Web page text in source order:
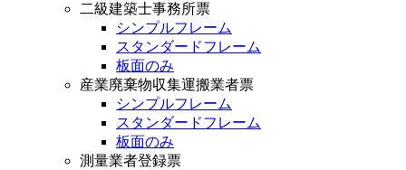
二級建築士事務所票
シンプルフレーム
スタンダードフレーム
板面のみ
産業廃棄物収集運搬業者票
シンプルフレーム
スタンダードフレーム
板面のみ
測量業者登録票